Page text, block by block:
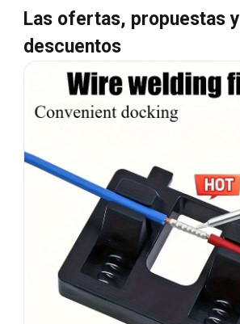
Las ofertas, propuestas y
descuentos